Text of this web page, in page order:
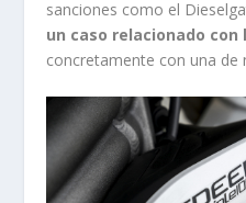
sanciones como el
un caso relacionado con
concretamente con una de